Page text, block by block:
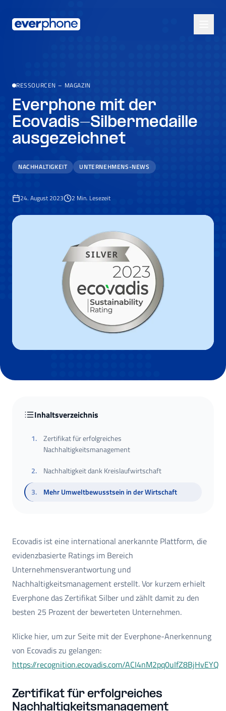
RESSOURCEN – MAGAZIN
Everphone mit der
Ecovadis-Silbermedaille
ausgezeichnet
NACHHALTIGKEIT UNTERNEHMENS-NEWS
24. August 2023 2 Min. Lesezeit
Inhaltsverzeichnis
1.
Zertifikat für erfolgreiches
Nachhaltigkeitsmanagement
2.
Nachhaltigkeit dank Kreislaufwirtschaft
3. Mehr Umweltbewusstsein in der Wirtschaft
Ecovadis ist eine international anerkannte Plattform, die
evidenzbasierte Ratings im Bereich
Unternehmensverantwortung und
Nachhaltigkeitsmanagement erstellt. Vor kurzem erhielt
Everphone das Zertifikat Silber und zählt damit zu den
besten 25 Prozent der bewerteten Unternehmen.
Klicke hier, um zur Seite mit der Everphone-Anerkennung
von Ecovadis zu gelangen:
https://recognition.ecovadis.com/ACI4nM2pq0uIfZ8BjHvEYQ
Zertifikat für erfolgreiches
Nachhaltigkeitsmanagement